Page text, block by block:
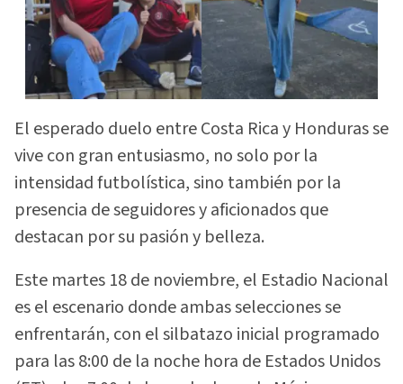
El esperado duelo entre Costa Rica y Honduras se
vive con gran entusiasmo, no solo por la
intensidad futbolística, sino también por la
presencia de seguidores y aficionados que
destacan por su pasión y belleza.
Este martes 18 de noviembre, el Estadio Nacional
es el escenario donde ambas selecciones se
enfrentarán, con el silbatazo inicial programado
para las 8:00 de la noche hora de Estados Unidos